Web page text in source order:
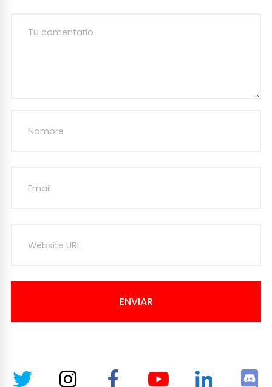
ENVIAR